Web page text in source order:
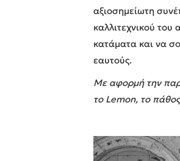
αξιοσημείωτη
καλλιτεχνικού
κατάματα και να
εαυτούς.
Με αφορμή την
το Lemon, το